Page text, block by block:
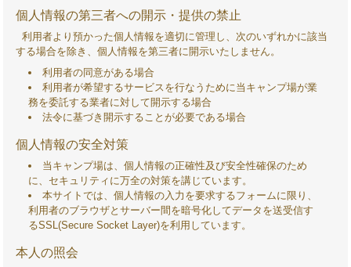
森
キ
ャ
ン
プ
村
個人情報の第三者への開示・提供の禁止
利用者より預かった個人情報を適切に管理し、次のいずれかに該当
する場合を除き、個人情報を第三者に開示いたしません。
利用者の同意がある場合
利用者が希望するサービスを行なうために当キャンプ場が業
務を委託する業者に対して開示する場合
法令に基づき開示することが必要である場合
個人情報の安全対策
当キャンプ場は、個人情報の正確性及び安全性確保のため
に、セキュリティに万全の対策を講じています。
本サイトでは、個人情報の入力を要求するフォームに限り、
利用者のブラウザとサーバー間を暗号化してデータを送受信す
るSSL(Secure Socket Layer)を利用しています。
本人の照会